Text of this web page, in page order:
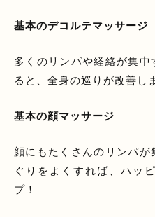
基本のデコルテマッサージ
多くのリンパや経絡が集
ると、全身の巡りが改善し
基本の顔マッサージ
顔にもたくさんのリンパ
ぐりをよくすれば、ハッ
プ！